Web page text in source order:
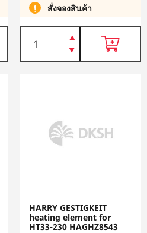
สั่งจองสินค้า
HARRY GESTIGKEIT
heating element for
HT33-230 HAGHZ8543